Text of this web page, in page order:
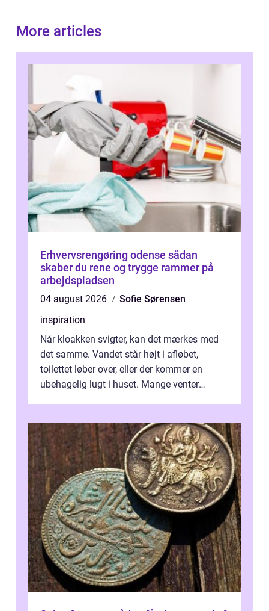
More articles
Erhvervsrengøring odense sådan
skaber du rene og trygge rammer på
arbejdspladsen
04 august 2026
Sofie Sørensen
inspiration
Når kloakken svigter, kan det mærkes med
det samme. Vandet står højt i afløbet,
toilettet løber over, eller der kommer en
ubehagelig lugt i huset. Mange venter